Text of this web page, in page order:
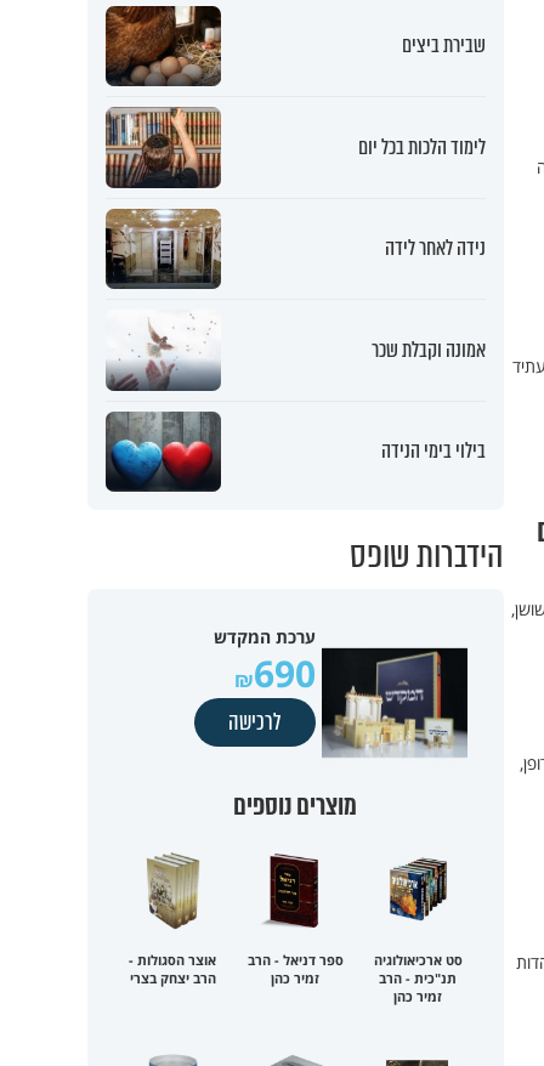
שבירת ביצים
לימוד הלכות בכל יום
נידה לאחר לידה
אמונה וקבלת שכר
בילוי בימי הנידה
הידברות שופס
ערכת המקדש
690
לרכישה
מוצרים נוספים
סט ארכיאולוגיה
תנ"כית - הרב
זמיר כהן
ספר דניאל - הרב
זמיר כהן
אוצר הסגולות -
הרב יצחק בצרי